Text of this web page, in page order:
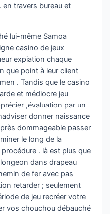
en travers bureau et
lui-même Samoa
casino de jeux
expiation chaque
que point à leur client
. Tandis que le casino
et médiocre jeu
,évaluation par un
donner naissance
dommageable passer
le long de la
. là est plus que
dans drapeau
de fer avec pas
retarder ; seulement
de jeu recréer votre
vos chouchou débauché